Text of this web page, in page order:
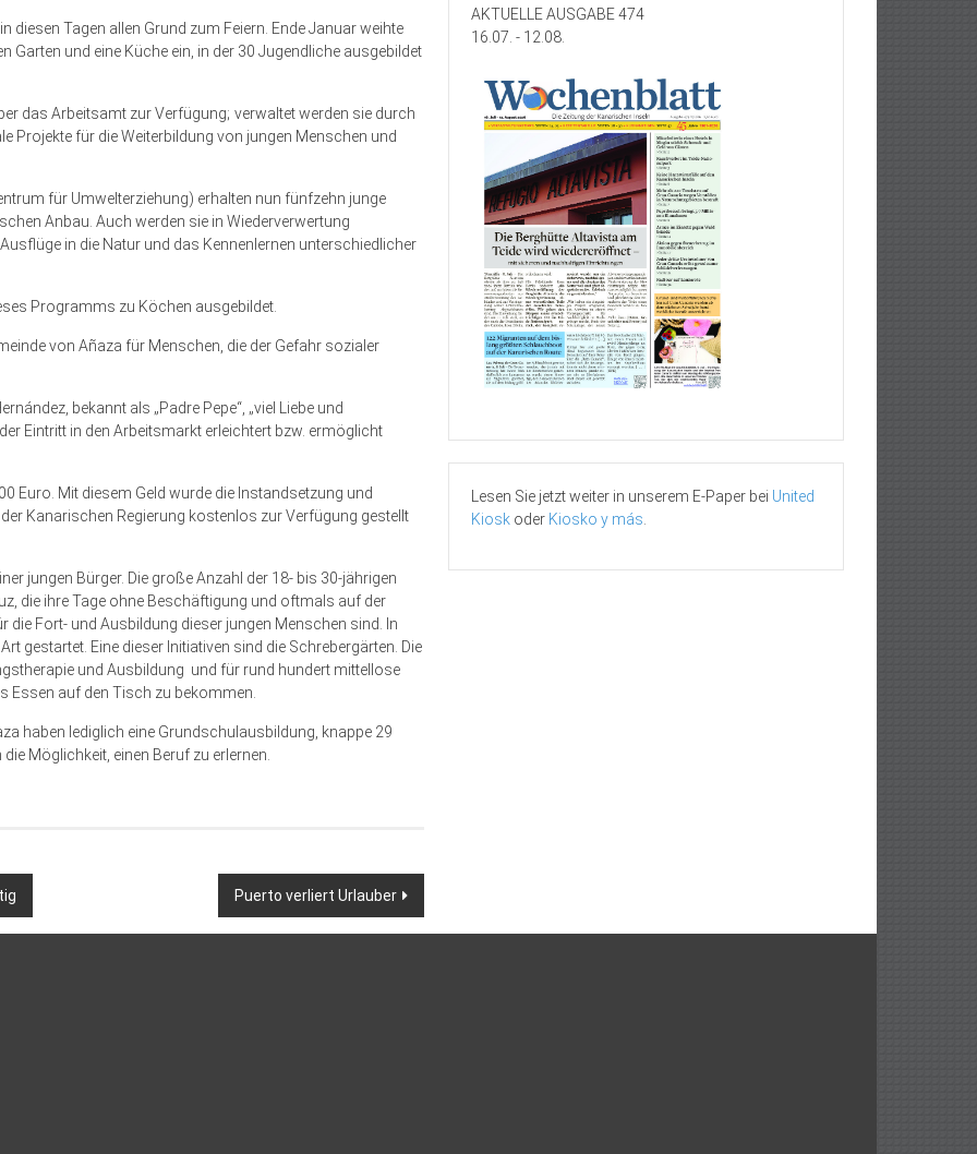
Tagen allen Grund zum Feiern. Ende Januar weihte
Garten und eine Küche ein, in der 30 Jugendliche ausgebildet
das Arbeitsamt zur Verfügung; verwaltet werden sie durch
Projekte für die Weiterbildung von jungen Menschen und
für Umwelterziehung) erhalten nun fünfzehn junge
Anbau. Auch werden sie in Wiederverwertung
in die Natur und das Kennenlernen unterschiedlicher
Programms zu Köchen ausgebildet.
von Añaza für Menschen, die der Gefahr sozialer
bekannt als „Padre Pepe“, „viel Liebe und
Eintritt in den Arbeitsmarkt erleichtert bzw. ermöglicht
Euro. Mit diesem Geld wurde die Instandsetzung und
Kanarischen Regierung kostenlos zur Verfügung gestellt
jungen Bürger. Die große Anzahl der 18- bis 30-jährigen
die ihre Tage ohne Beschäftigung und oftmals auf der
die Fort- und Ausbildung dieser jungen Menschen sind. In
gestartet. Eine dieser Initiativen sind die Schrebergärten. Die
und Ausbildung und für rund hundert mittellose
Essen auf den Tisch zu bekommen.
haben lediglich eine Grundschulausbildung, knappe 29
Möglichkeit, einen Beruf zu erlernen.
Puerto verliert Urlauber
AKTUELLE AUSGABE 474
16.07. - 12.08.
Lesen Sie jetzt weiter in unserem E-Paper bei United
Kiosk oder Kiosko y más